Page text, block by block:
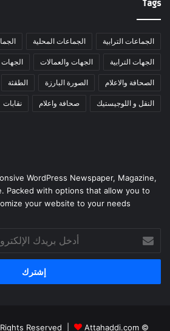
Tags
الجماعات الترابية الجماعات المحلية
الجهات الترابية الجهات والعمالات الجهات
الصحافة والاعلام الصورة البارزة الطقثة
النقل و اللوجيستيك صحافة واعلام نقابات
WordPress Newspaper, Magazine,
Packed with options that allow you to
your website to your needs.
أدخل
بريدك
الإلكتروني
© Copyright 2026, All Rights Reserved |
Attahaddi.com